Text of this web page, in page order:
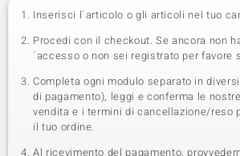
Inserisci l´articolo o gli articoli nel tuo
Procedi con il checkout. Se ancora non
´accesso o non sei registrato per favore
Completa ogni modulo separato in
di pagamento), leggi e conferma le
vendita e i termini di cancellazione/reso
il tuo ordine.
Al ricevimento del pagamento,